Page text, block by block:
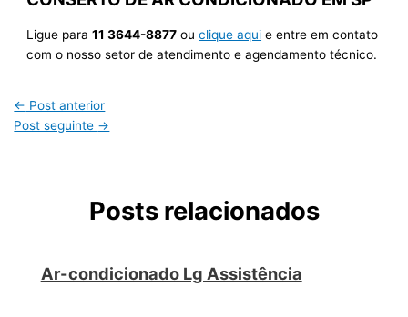
Ligue para11 3644-8877 ouclique aqui e entre em contato
com o nosso setor de atendimento e agendamento técnico.
← Post anterior
Post seguinte →
Posts relacionados
Ar-condicionado Lg Assistência